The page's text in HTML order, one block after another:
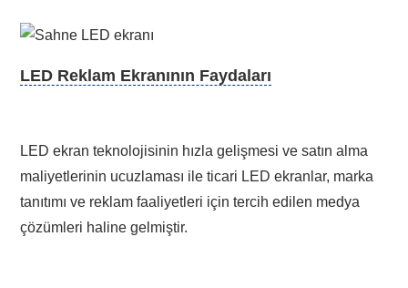
LED Reklam Ekranının Faydaları
LED ekran teknolojisinin hızla gelişmesi ve satın alma
maliyetlerinin ucuzlaması ile ticari LED ekranlar, marka
tanıtımı ve reklam faaliyetleri için tercih edilen medya
çözümleri haline gelmiştir.